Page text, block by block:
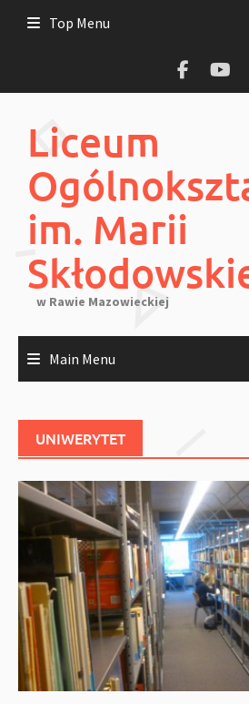
Top Menu
Liceum
im. Marii
w Rawie Mazowieckiej
Main Menu
UNIWERYTET